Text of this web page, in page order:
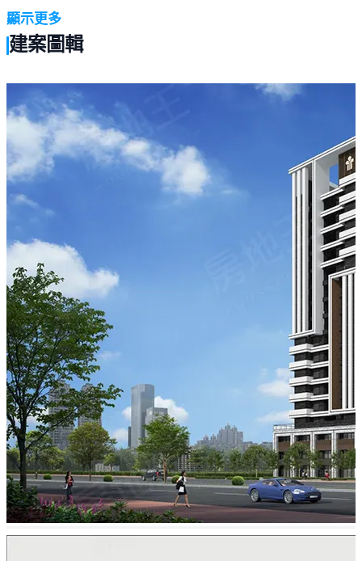
(36.88坪) 、 2+1房(28.78坪) 、 店面(65.24~69.77坪)。規
劃180個平面式車位，結構採RC鋼筋混凝土，建材依現場
周邊環境，車程約3~5分鐘即可抵達學區興隆國小及成功
國中，車程約3分鐘可至竹北國民運動中心，車程約6分鐘
可至遠東百貨(竹北店)，車程約10分鐘可至竹科。
生活採買方面，步行9分鐘可達全聯福利中心(竹北自強南
店)。
交通方面，車程約10分鐘可至新竹高鐵站及六家火車站，
亦有國道一號及68快速道路可利用。
顯示更多
建案圖輯